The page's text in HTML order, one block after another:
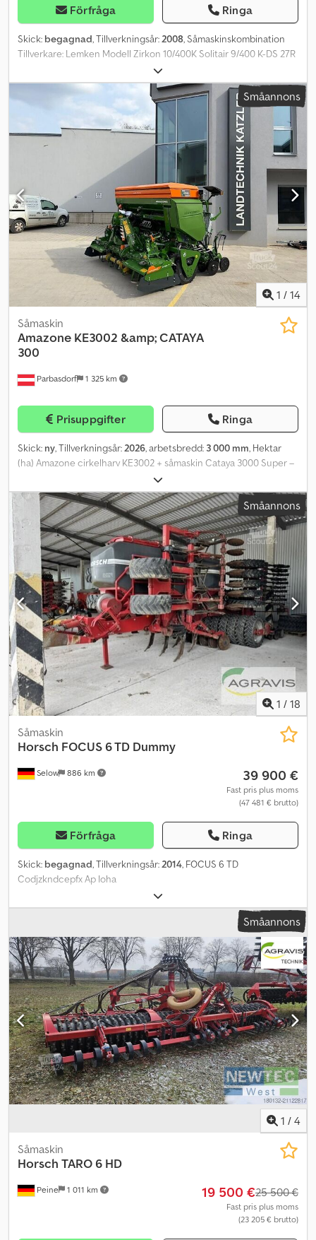
Förfråga Ringa
Skick: begagnad, Tillverkningsår:2008, Såmaskinskombination
Tillverkare: Lemken Modell Zirkon 10/400K Solitair 9/400 K-DS 27R
- 150 Nr.: 269 736 Årsmodell: 2008 Arbetsbredd: 4 meter Rader: 27
stycken Belysning Borddator Exaktdrag Spåravstängning
Pneumatisk Dubbelsskivbillar Codpfx Ajyv Tf Esp Ijha Mycket gott
skick Kultivatortänder nya Såmaskin: alla slangar och avstrykare
nya Ändringar, mellanförsäljning och fel förbehålles uttryckligen.
Beskrivningen används för allmän identifiering av maskinen och
utgör ingen garanti i köprättslig mening. Avgörande är
beskrivningen enligt köpeavtal. Vårt erbjudande är generellt utan
ny svensk besiktning. Om ny besiktning önskas, lämnar vi gärna
offert från våra partnerverkstäder! Maskinen kan vara dekorerad
eller märkt med reklam. Våra allmänna leverans- och
betalningsvillkor gäller.
Småannons
1 / 14
Parbasdorf 1 325 km
Såmaskin
Amazone KE3002 &amp; CATAYA
300
Prisuppgifter Ringa
Skick: ny, Tillverkningsår: 2026, arbetsbredd: 3 000 mm, Hektar
(ha) Amazone cirkelharv KE3002 + såmaskin Cataya 3000 Super –
Topputrustning - Hydraulisk justering av arbetsdjupet - Kilformad
vals med Matrix-däckprofil 3000/150-600 - Släpskär med piggar,
HD-modell - Kardandel Walterscheid P500 1 3/8", 6-delad - Antal
rader: 20 - Radavstånd: 15 cm - Behållare för utsäde: 440 l -
TwinTeC-skär för exakt utsädesplacering - Elektrisk
doseringsenhet och elektrisk kalibrering - ISOBUS-styrning för
bekväm användning - Hydraulisk justering av skärtrycket -
Mekanisk indikator för skärtrycket - LED-belysning (arbets- och
vägbelysning) - Elektrisk styrning av radavståndet Chsdjzqwlpopfx
Ap Iea - Harvpinnar och djupstyrningsrullar - Stöd och handtag
Småannons
1 / 18
Selow 886 km
Såmaskin
Horsch FOCUS 6 TD Dummy
39 900 €
Fast pris plus moms
(47 481 € brutto)
Förfråga Ringa
Skick: begagnad, Tillverkningsår:2014, FOCUS 6 TD
Codjzkndcepfx Ap Ioha
Småannons
1 / 4
Peine 1 011 km
Såmaskin
Horsch TARO 6 HD
19 500 €25 500 €
Fast pris plus moms
(23 205 € brutto)